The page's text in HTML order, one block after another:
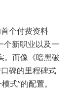
个付费资料
个新职业以及一
。而像《暗黑破
碑的里程碑式
式”的配置。